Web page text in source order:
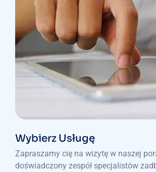
Wybierz Usługę
Zapraszamy cię na wizytę w naszej
doświadczony zespół specjalistów